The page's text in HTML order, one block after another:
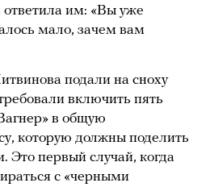
им: «Вы уже
мало, зачем вам
подали на сноху
включить пять
в общую
которую должны поделить
первый случай, когда
с «черными